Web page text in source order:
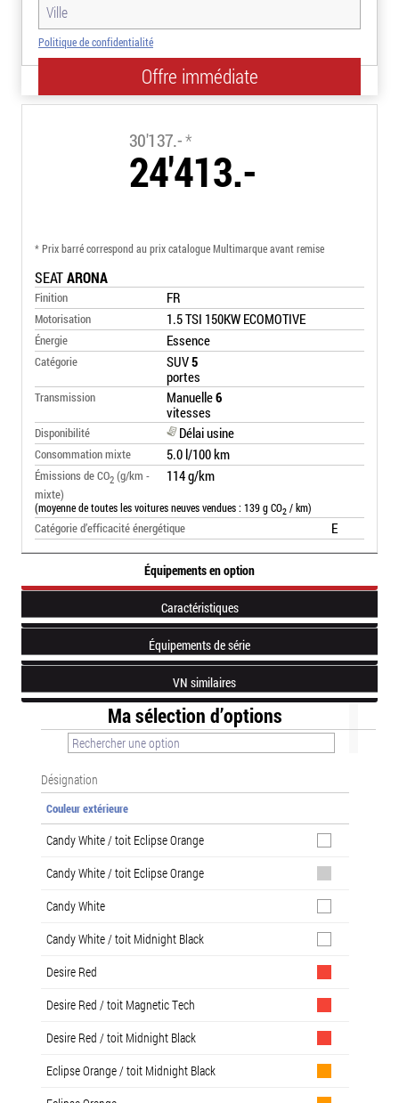
Politique de confidentialité
Équipements en option
Caractéristiques
Équipements de série
VN similaires
Ma sélection d’options
Désignation
Couleur extérieure
Candy White / toit Eclipse Orange
Candy White / toit Eclipse Orange
Candy White
Candy White / toit Midnight Black
Desire Red
Desire Red / toit Magnetic Tech
Desire Red / toit Midnight Black
Eclipse Orange / toit Midnight Black
30'137.-*
24'413.-
* Prix barré correspond au prix catalogue Multimarque avant remise
SEATARONA
Finition FR
Motorisation 1.5 TSI 150KW ECOMOTIVE
Énergie Essence
Catégorie SUV5
portes
Transmission Manuelle6
vitesses
Disponibilité Délai usine
Consommation mixte 5.0 l/100 km
Émissions de CO2 (g/km -
mixte)
114 g/km
(moyenne de toutes les voitures neuves vendues : 139 g CO2 / km)
Catégorie d’efficacité énergétique E